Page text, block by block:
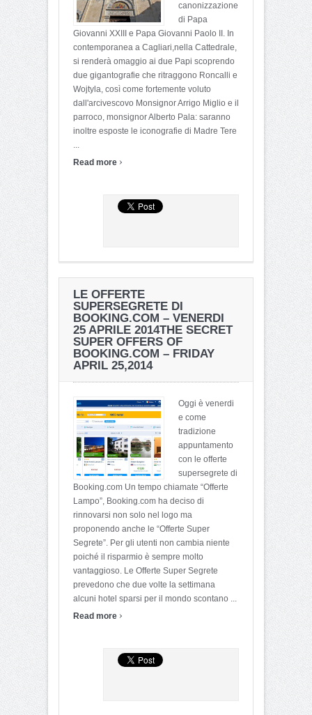
canonizzazione
di Papa
Giovanni XXIII e Papa Giovanni Paolo II. In
contemporanea a Cagliari,nella Cattedrale,
si renderà omaggio ai due Papi scoprendo
due gigantografie che ritraggono Roncalli e
Wojtyla, così come fortemente voluto
dall'arcivescovo Monsignor Arrigo Miglio e il
parroco, monsignor Alberto Pala: saranno
inoltre esposte le iconografie di Madre Tere
...
Read more ›
LE OFFERTE
SUPERSEGRETE DI
BOOKING.COM – VENERDI
25 APRILE 2014THE SECRET
SUPER OFFERS OF
BOOKING.COM – FRIDAY
APRIL 25,2014
Oggi è venerdi
e come
tradizione
appuntamento
con le offerte
supersegrete di
Booking.com Un tempo chiamate “Offerte
Lampo”, Booking.com ha deciso di
rinnovarsi non solo nel logo ma
proponendo anche le “Offerte Super
Segrete”. Per gli utenti non cambia niente
poiché il risparmio è sempre molto
vantaggioso. Le Offerte Super Segrete
prevedono che due volte la settimana
alcuni hotel sparsi per il mondo scontano ...
Read more ›